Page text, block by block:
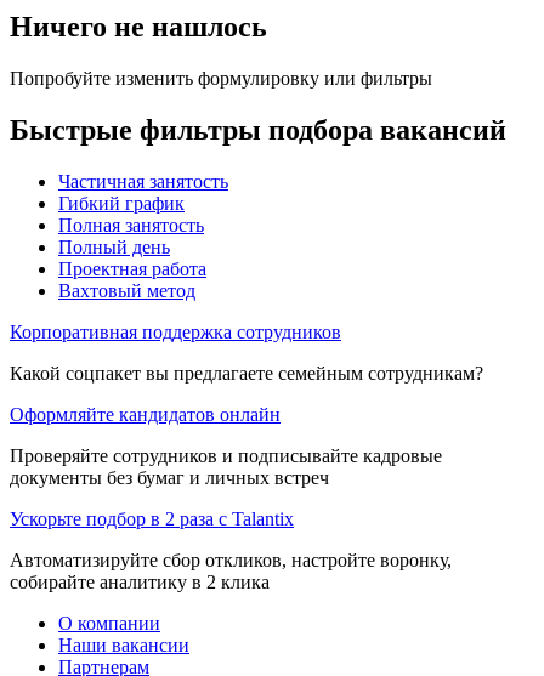
Ничего не нашлось
Попробуйте изменить формулировку или фильтры
Быстрые фильтры подбора вакансий
Частичная занятость
Гибкий график
Полная занятость
Полный день
Проектная работа
Вахтовый метод
Корпоративная поддержка сотрудников
Какой соцпакет вы предлагаете семейным сотрудникам?
Оформляйте кандидатов онлайн
Проверяйте сотрудников и подписывайте кадровые
документы без бумаг и личных встреч
Ускорьте подбор в 2 раза с Talantix
Автоматизируйте сбор откликов, настройте воронку,
собирайте аналитику в 2 клика
О компании
Наши вакансии
Партнерам